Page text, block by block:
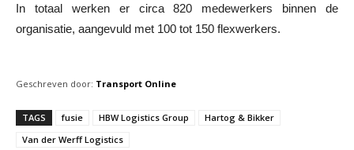
In totaal werken er circa 820 medewerkers binnen de
organisatie, aangevuld met 100 tot 150 flexwerkers.
Geschreven door: Transport Online
TAGS fusie HBW Logistics Group
Hartog & Bikker
Van der Werff Logistics